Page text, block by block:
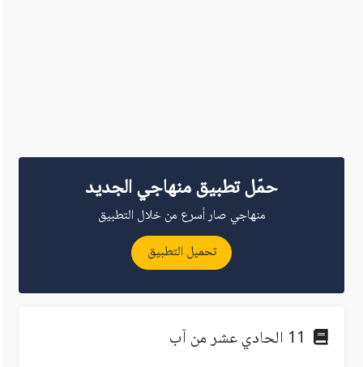
حمّل تطبيق منهاجي الجديد
منهاجي صار أسرع من خلال التطبيق
تحميل التطبيق